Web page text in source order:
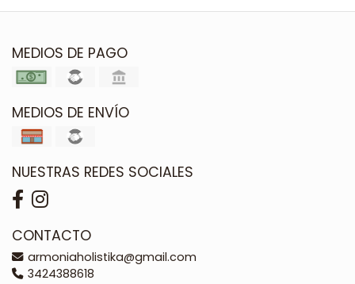
MEDIOS DE PAGO
MEDIOS DE ENVÍO
NUESTRAS REDES SOCIALES
CONTACTO
armoniaholistika@gmail.com
3424388618